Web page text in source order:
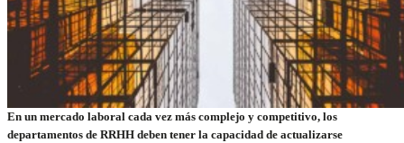
En un mercado laboral cada vez más complejo y competitivo, los
departamentos de RRHH deben tener la capacidad de actualizarse